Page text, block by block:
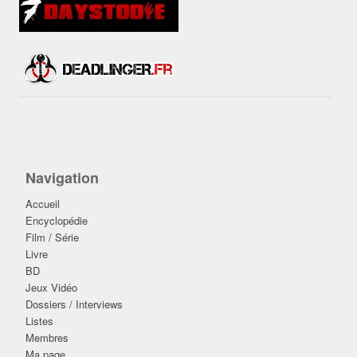
Navigation
Accueil
Encyclopédie
Film / Série
Livre
BD
Jeux Vidéo
Dossiers / Interviews
Listes
Membres